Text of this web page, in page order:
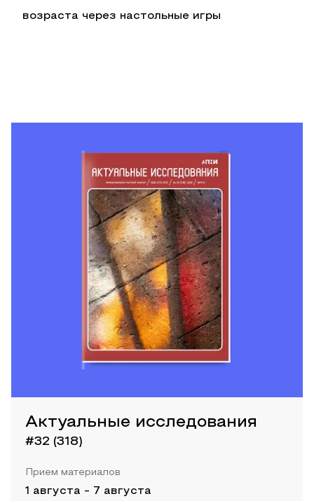
возраста через настольные игры
Актуальные исследования
#32 (318)
Прием материалов
1 августа - 7 августа